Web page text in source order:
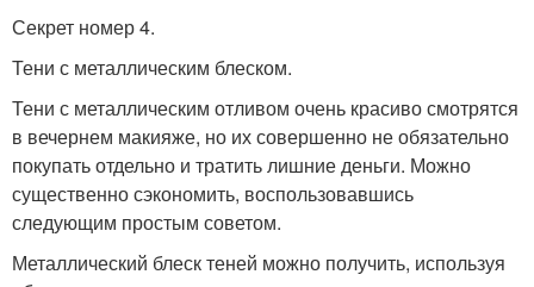
Секрет номер 4.
Тени с металлическим блеском.
Тени с металлическим отливом очень красиво смотрятся
в вечернем макияже, но их совершенно не обязательно
покупать отдельно и тратить лишние деньги. Можно
существенно сэкономить, воспользовавшись
следующим простым советом.
Металлический блеск теней можно получить, используя